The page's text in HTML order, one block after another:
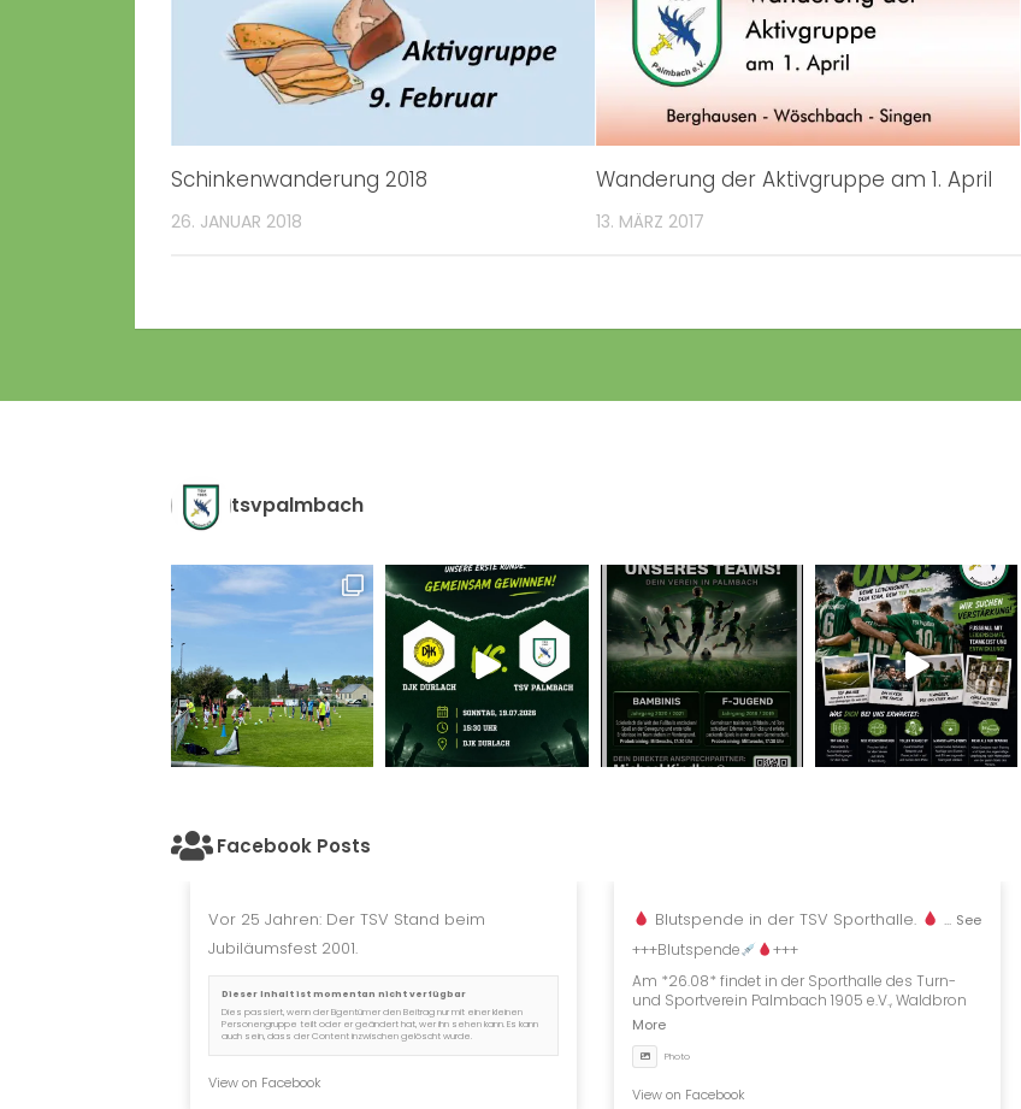
Schinkenwanderung 2018
26. JANUAR 2018
Wanderung der Aktivgruppe am 1. April
13. MÄRZ 2017
tsvpalmbach
Facebook Posts
Vor 25 Jahren: Der TSV Stand beim
Jubiläumsfest 2001.
Dieser Inhalt ist momentan nicht verfügbar
Dies passiert, wenn der Eigentümer den Beitrag nur mit einer kleinen
Personengruppe teilt oder er geändert hat, wer ihn sehen kann. Es kann
auch sein, dass der Content inzwischen gelöscht wurde.
View on Facebook
Blutspende in der TSV Sporthalle.
+++Blutspende
+++
Am *26.08* findet in der Sporthalle des Turn-
und Sportverein Palmbach 1905 e.V., Waldbron
... See
More
Photo
View on Facebook